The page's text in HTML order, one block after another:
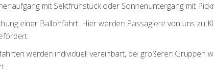
mit Sektfrühstück oder Sonnenuntergang mit
einer Ballonfahrt. Hier werden Passagiere von uns zu
werden individuell vereinbart, bei größeren Gruppen